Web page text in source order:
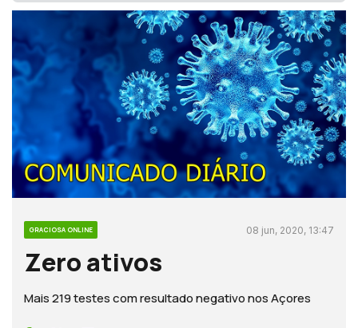
GRACIOSA ONLINE 08 jun, 2020, 13:47
Zero ativos
Mais 219 testes com resultado negativo nos Açores